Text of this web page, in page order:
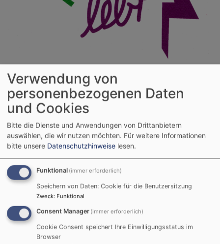
Evang.-Luth. Kirchengemeinde
Feucht
Hauptnavigation
Startseite Über uns Kirchen
Kirchen
Unsere Gottesdienste feiern wir in der St.
Jakobskirche in Feucht und in der Heilig-
Verwendung von
personenbezogenen Daten
und Cookies
Bitte die Dienste und Anwendungen von Drittanbietern
auswählen, die wir nutzen möchten. Für weitere Informationen
bitte unsere Datenschutzhinweise lesen.
Funktional (immer erforderlich)
Speichern von Daten: Cookie für die Benutzersitzung
Zweck: Funktional
Consent Manager (immer erforderlich)
Cookie Consent speichert Ihre Einwilligungsstatus im
Browser